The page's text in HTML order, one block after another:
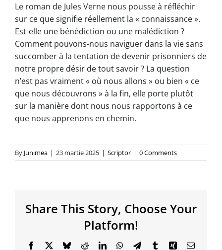
Le roman de Jules Verne nous pousse à réfléchir
sur ce que signifie réellement la « connaissance ».
Est-elle une bénédiction ou une malédiction ?
Comment pouvons-nous naviguer dans la vie sans
succomber à la tentation de devenir prisonniers de
notre propre désir de tout savoir ? La question
n’est pas vraiment « où nous allons » ou bien « ce
que nous découvrons » à la fin, elle porte plutôt
sur la manière dont nous nous rapportons à ce
que nous apprenons en chemin.
By Junimea | 23 martie 2025 | Scriptor | 0 Comments
Share This Story, Choose Your
Platform!
Facebook BlueskyRedditLinkedInWhatsApp
TelegramTumblrXing Email